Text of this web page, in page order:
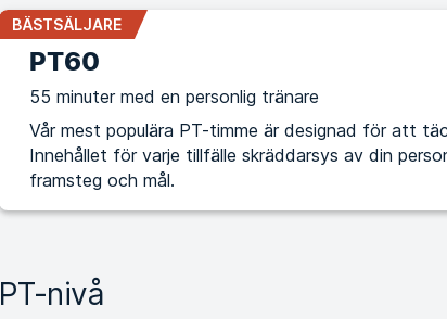
PT60
BÄSTSÄLJARE
55 minuter med en personlig tränare
Vår mest populära PT-timme är designad för att
Innehållet för varje tillfälle skräddarsys av din
framsteg och mål.
PT-nivå